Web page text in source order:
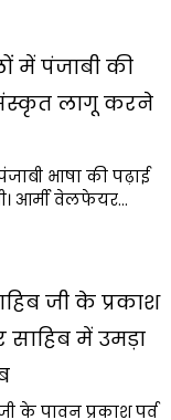
में पंजाबी की
संस्कृत लागू करने
भाषा की पढ़ाई
आर्मी वेलफेयर…
जी के प्रकाश
साहिब में उमड़ा
के पावन प्रकाश पर्व